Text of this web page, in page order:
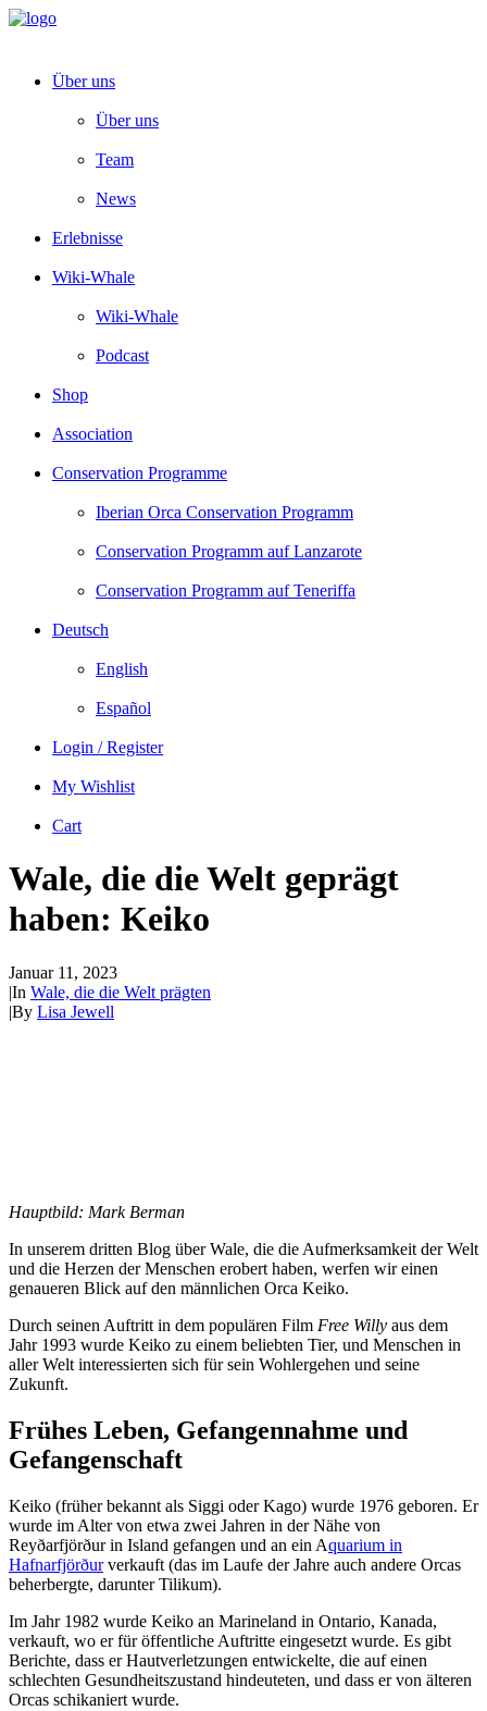
Über uns
Über uns
Team
News
Erlebnisse
Wiki-Whale
Wiki-Whale
Podcast
Shop
Association
Conservation Programme
Iberian Orca Conservation Programm
Conservation Programm auf Lanzarote
Conservation Programm auf Teneriffa
Deutsch
English
Español
Login / Register
My Wishlist
Cart
Wale, die die Welt geprägt
haben: Keiko
Januar 11, 2023
|In Wale, die die Welt prägten
|By Lisa Jewell
Hauptbild: Mark Berman
In unserem dritten Blog über Wale, die die Aufmerksamkeit der Welt
und die Herzen der Menschen erobert haben, werfen wir einen
genaueren Blick auf den männlichen Orca Keiko.
Durch seinen Auftritt in dem populären Film Free Willy aus dem
Jahr 1993 wurde Keiko zu einem beliebten Tier, und Menschen in
aller Welt interessierten sich für sein Wohlergehen und seine
Zukunft.
Frühes Leben, Gefangennahme und
Gefangenschaft
Keiko (früher bekannt als Siggi oder Kago) wurde 1976 geboren. Er
wurde im Alter von etwa zwei Jahren in der Nähe von
Reyðarfjörður in Island gefangen und an ein Aquarium in
Hafnarfjörðurverkauft (das im Laufe der Jahre auch andere Orcas
beherbergte, darunter Tilikum).
Im Jahr 1982 wurde Keiko an Marineland in Ontario, Kanada,
verkauft, wo er für öffentliche Auftritte eingesetzt wurde. Es gibt
Berichte, dass er Hautverletzungen entwickelte, die auf einen
schlechten Gesundheitszustand hindeuteten, und dass er von älteren
Orcas schikaniert wurde.